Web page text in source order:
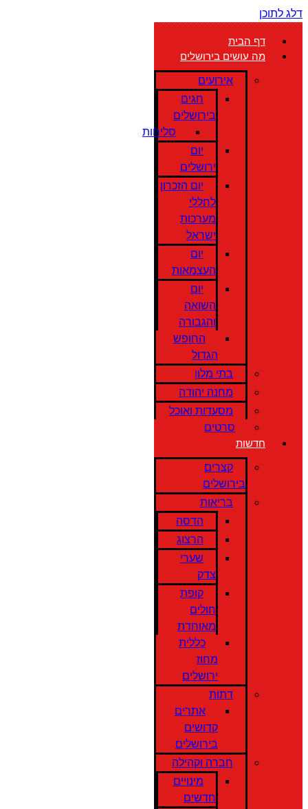
דלג לתוכן
דף הבית
מה עושים בירושלים
אירועים
חגים
בירושלים
סליחות
יום
ירושלים
יום הזכרון
לחללי
מערכות
ישראל
יום
העצמאות
יום
השואה
והגבורה
החופש
הגדול
בתי מלון
מחנה יהודה
מסעדות ואוכל
סרטים
חדשות
קצרים
בירושלים
בריאות
הדסה
הרצוג
שערי
צדק
קופת
חולים
מאוחדת
כללית
מחוז
ירושלים
דתות
אתרים
קדושים
בירושלים
חברה וקהילה
מינויים
חדשים